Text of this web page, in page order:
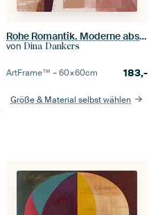
Rohe Romantik. Moderne abstrakte Kunst in warmen Farben Nr.2
von Dina Dankers
ArtFrame™ –60×60cm 183,-
Größe & Material selbst wählen